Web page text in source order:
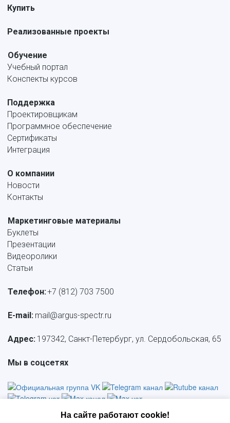
Купить
Реализованные проекты
Обучение
Учебный портал
Конспекты курсов
Поддержка
Проектировщикам
Программное обеспечение
Сертификаты
Интеграция
О компании
Новости
Контакты
Маркетинговые материалы
Буклеты
Презентации
Видеоролики
Статьи
Телефон:+7 (812) 703 7500
E-mail: mail@argus-spectr.ru
Адрес: 197342, Санкт-Петербург, ул. Сердобольская, 65
Мы в соцсетях
На сайте работают cookie!